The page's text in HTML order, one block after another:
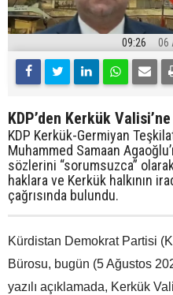
09:26 06
KDP’den Kerkük
KDP Kerkük-Germiyan
Muhammed Samaan
sözlerini “sorumsuzca”
haklara ve Kerkük halkının
çağrısında bulundu.
Kürdistan Demokrat Partisi
Bürosu, bugün (5 Ağustos
yazılı açıklamada, Kerkük